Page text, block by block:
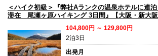
＜ハイク初級＞『弊社Aランクの温泉ホテルに連
滞在 尾瀬ヶ原ハイキング 3日間』【大阪・新大阪
104,800円 ～ 129,800円
2泊3日
出発月